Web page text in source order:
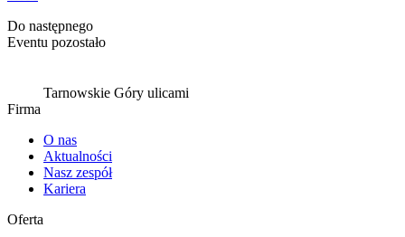
Do następnego
Eventu pozostało
Tarnowskie Góry ulicami
Firma
O nas
Aktualności
Nasz zespół
Kariera
Oferta